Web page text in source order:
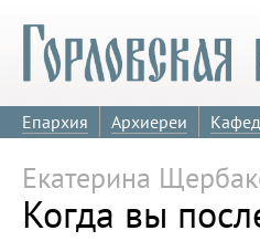
Епархия Архиереи
Екатерина
Когда вы